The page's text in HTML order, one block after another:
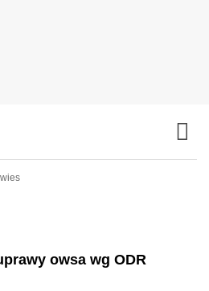
owsa wg ODR